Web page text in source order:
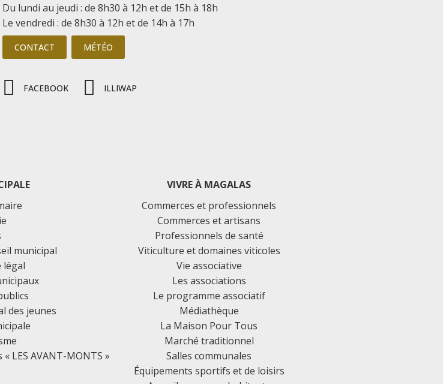
Du lundi au jeudi : de 8h30 à 12h et de 15h à 18h
Le vendredi : de 8h30 à 12h et de 14h à 17h
CONTACT MÉTÉO
FACEBOOK ILLIWAP
municipal
légal
des jeunes
LES AVANT-MONTS »
VIVRE À MAGALAS
Commerces et professionnels
Commerces et artisans
Professionnels de santé
Viticulture et domaines viticoles
Vie associative
Les associations
Le programme associatif
Médiathèque
La Maison Pour Tous
Marché traditionnel
Salles communales
Équipements sportifs et de loisirs